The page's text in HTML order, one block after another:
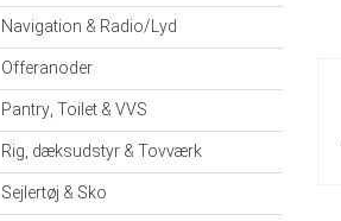
Navigation & Radio/Lyd
Offeranoder
Pantry, Toilet & VVS
Rig, dæksudstyr & Tovværk
Sejlertøj & Sko